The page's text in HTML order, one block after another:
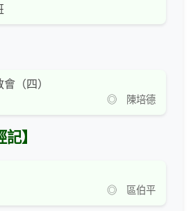
（四）
◎ 陳培德
】
◎ 區伯平